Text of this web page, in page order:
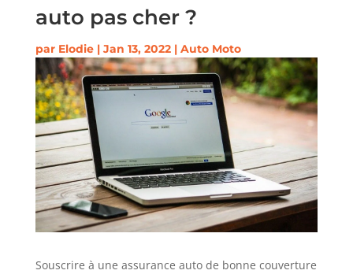
auto pas cher ?
par Elodie| Jan 13, 2022| Auto Moto
Souscrire à une assurance auto de bonne couverture